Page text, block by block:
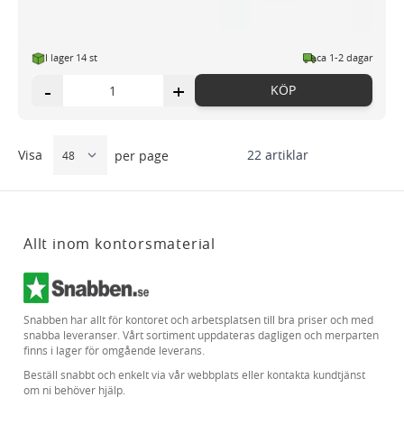
I lager 14 st ca 1-2 dagar
- + KÖP
22artiklar
Visa per page
Allt inom kontorsmaterial
Snabben har allt för kontoret och arbetsplatsen till bra priser och med
snabba leveranser. Vårt sortiment uppdateras dagligen och merparten
finns i lager för omgående leverans.
Beställ snabbt och enkelt via vår webbplats eller kontakta kundtjänst
om ni behöver hjälp.